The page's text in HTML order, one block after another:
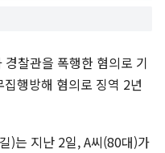
찰관을 폭행한 혐의로 기
행방해 혐의로 징역 2년
)는 지난 2일, A씨(80대)가